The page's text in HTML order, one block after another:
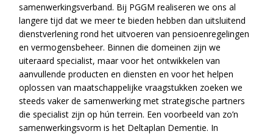
samenwerkingsverband. Bij PGGM realiseren we ons al
langere tijd dat we meer te bieden hebben dan uitsluitend
dienstverlening rond het uitvoeren van pensioenregelingen
en vermogensbeheer. Binnen die domeinen zijn we
uiteraard specialist, maar voor het ontwikkelen van
aanvullende producten en diensten en voor het helpen
oplossen van maatschappelijke vraagstukken zoeken we
steeds vaker de samenwerking met strategische partners
die specialist zijn op hún terrein. Een voorbeeld van zo’n
samenwerkingsvorm is het Deltaplan Dementie. In